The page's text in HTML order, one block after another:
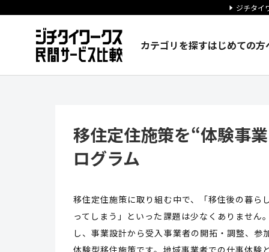
ジチタイ
カテゴリを探すはじめての方
移住定住施策を“体験事
ログラム
移住定住施策に取り組む中で、「移住後の暮
ってしまう」といった課題は少なくありませ
し、事業設計から受入事業者の開拓・調整、
体験型移住施策です。地域事業者での仕事体